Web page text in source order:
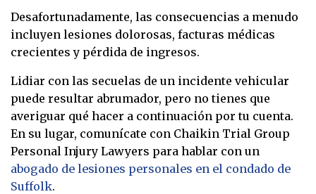
Desafortunadamente, las consecuencias a menudo
incluyen lesiones dolorosas, facturas médicas
crecientes y pérdida de ingresos.
Lidiar con las secuelas de un incidente vehicular
puede resultar abrumador, pero no tienes que
averiguar qué hacer a continuación por tu cuenta.
En su lugar, comunícate con Chaikin Trial Group
Personal Injury Lawyers para hablar con un
abogado de lesiones personales en el condado de
Suffolk.